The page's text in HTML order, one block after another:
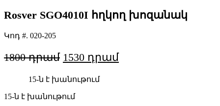
Rosver SGO4010I հղկող խոզանակ
Կոդ #. 020-205
1800
Original
was:
1800 AMD.
1530
Current
15-ն է խանութում
15-ն է խանութում